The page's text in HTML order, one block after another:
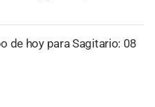
de hoy para Sagitario: 08